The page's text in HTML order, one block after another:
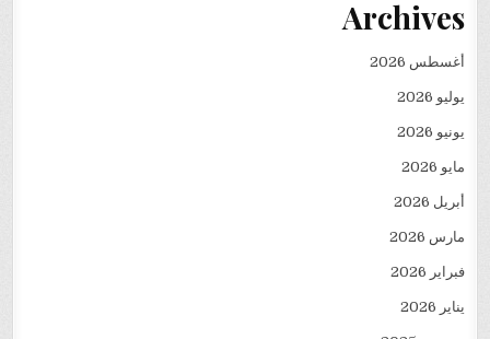
Archives
أغسطس 2026
يوليو 2026
يونيو 2026
مايو 2026
أبريل 2026
مارس 2026
فبراير 2026
يناير 2026